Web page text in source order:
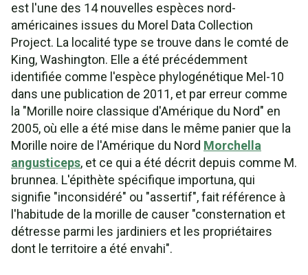
est l'une des 14 nouvelles espèces nord-
américaines issues du Morel Data Collection
Project. La localité type se trouve dans le comté de
King, Washington. Elle a été précédemment
identifiée comme l'espèce phylogénétique Mel-10
dans une publication de 2011, et par erreur comme
la "Morille noire classique d'Amérique du Nord" en
2005, où elle a été mise dans le même panier que la
Morille noire de l'Amérique du Nord Morchella
angusticeps, et ce qui a été décrit depuis comme M.
brunnea. L'épithète spécifique importuna, qui
signifie "inconsidéré" ou "assertif", fait référence à
l'habitude de la morille de causer "consternation et
détresse parmi les jardiniers et les propriétaires
dont le territoire a été envahi".